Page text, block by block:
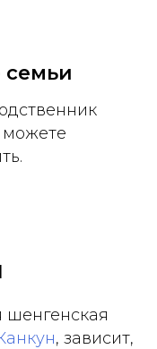
шенгенская
, зависит,